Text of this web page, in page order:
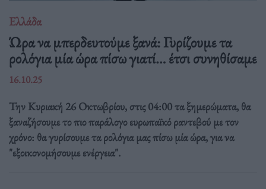
Ελλάδα
Ώρα να μπερδευτούμε ξανά: Γυρίζουμε τα
ρολόγια μία ώρα πίσω γιατί… έτσι συνηθίσαμε
16.10.25
Την Κυριακή 26 Οκτωβρίου, στις 04:00 τα ξημερώματα, θα
ξαναζήσουμε το πιο παράλογο ευρωπαϊκό ραντεβού με τον
χρόνο: θα γυρίσουμε τα ρολόγια μας πίσω μία ώρα, για να
"εξοικονομήσουμε ενέργεια".